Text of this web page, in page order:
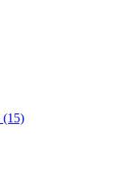
(15)